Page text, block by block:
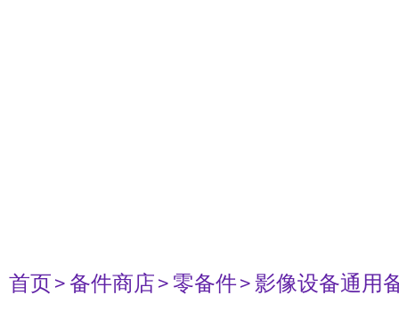
首页> 备件商店> 零备件> 影像设备通用